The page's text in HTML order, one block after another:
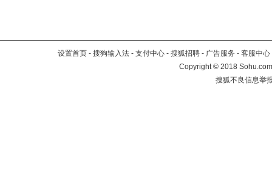
设置首页 - 搜狗输入法 - 支付中心 - 搜狐招聘 - 广告服务 - 客服中心
Copyright©2018
搜狐不良信息举